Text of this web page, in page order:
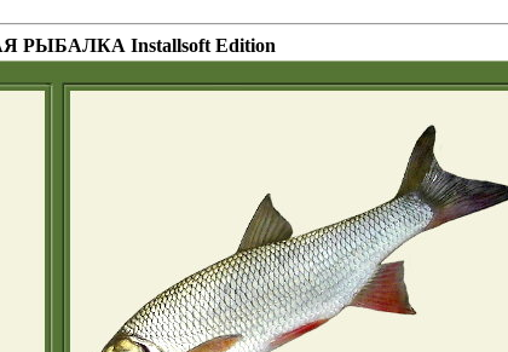
РЫБАЛКА Installsoft Edition